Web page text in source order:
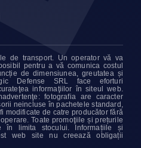
de transport. Un operator vă va
pentru a vă comunica costul
de dimensiunea, greutatea și
Defense SRL face eforturi
informaţiilor în siteul web.
fotografia are caracter
neincluse în pachetele standard,
modificate de catre producător fără
Toate promoţiile și prețurile
în limita stocului. Informațiile și
web site nu creează obligații